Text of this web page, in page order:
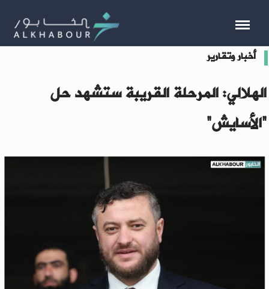
أخبار وتقارير
الهلالي: المرحلة القريبة ستشهد حل
“الأسايش”